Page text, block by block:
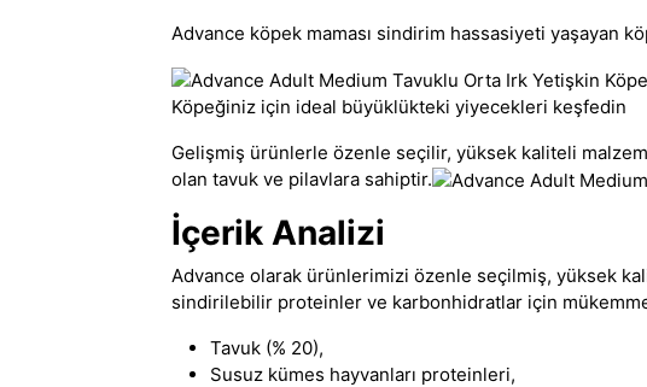
Advance köpek maması sindirim hassasiyeti yaşayan
Köpeğiniz için ideal büyüklükteki yiyecekleri keşfedin
Gelişmiş ürünlerle özenle seçilir, yüksek kaliteli
olan tavuk ve pilavlara sahiptir.
İçerik Analizi
Advance olarak ürünlerimizi özenle seçilmiş, yüksek
sindirilebilir proteinler ve karbonhidratlar için
Tavuk (% 20),
Susuz kümes hayvanları proteinleri,